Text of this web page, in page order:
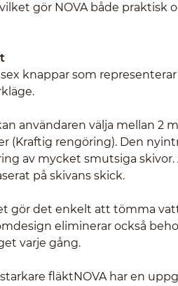
gör NOVA både praktisk
knappar som
användaren välja mellan 2
(Kraftig rengöring). Den
av mycket smutsiga
på skivans skick.
gör det enkelt att tömma
eliminerar också
varje gång.
fläktNOVA har en